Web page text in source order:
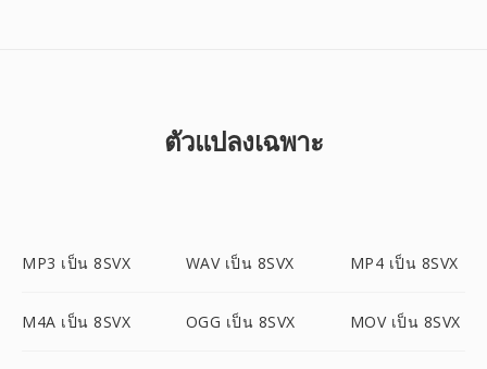
ตัวแปลงเฉพาะ
MP3 เป็น 8SVX WAV เป็น 8SVX MP4 เป็น 8SVX
M4A เป็น 8SVX OGG เป็น 8SVX MOV เป็น 8SVX